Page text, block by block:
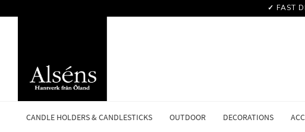
✓ FAST
CANDLE HOLDERS & CANDLESTICKS OUTDOOR DECORATIONS